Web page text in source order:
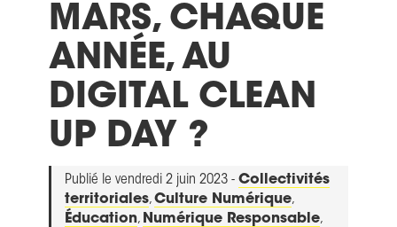
MARS, CHAQUE
ANNÉE, AU
DIGITAL CLEAN
UP DAY ?
Publié le vendredi 2 juin 2023 - Collectivités
territoriales,Culture Numérique,
Éducation, Numérique Responsable,